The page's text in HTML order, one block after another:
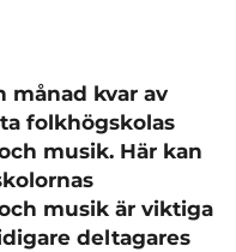
månad kvar av
folkhögskolas
musik. Här kan
musik är viktiga
deltagares